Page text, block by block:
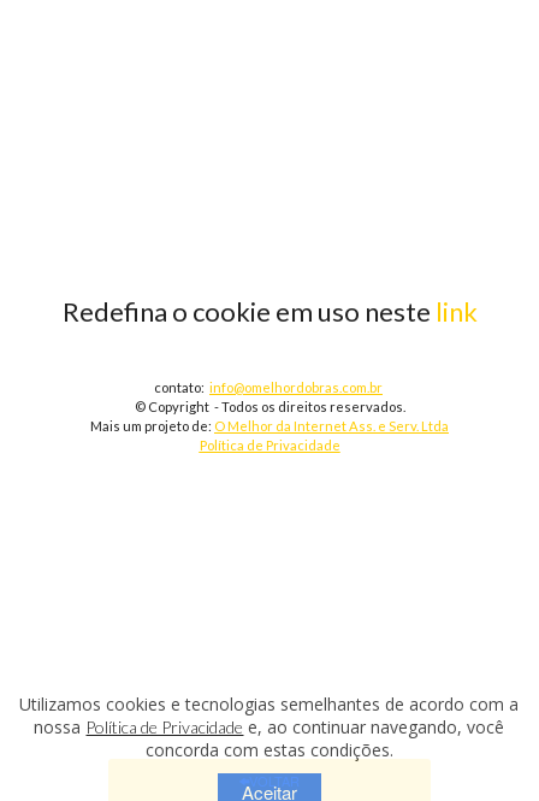
Redefina o cookie em uso neste link
contato: info@omelhordobras.com.br
© Copyright - Todos os direitos reservados.
Mais um projeto de: O Melhor da Internet Ass. e Serv. Ltda
Política de Privacidade
VOLTAR
Utilizamos cookies e tecnologias semelhantes de acordo com a
nossa Política de Privacidade e, ao continuar navegando, você
concorda com estas condições.
Aceitar